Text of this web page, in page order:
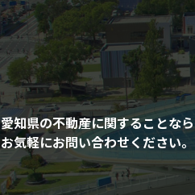
愛知県の不動産に関することなら
お気軽にお問い合わせください。